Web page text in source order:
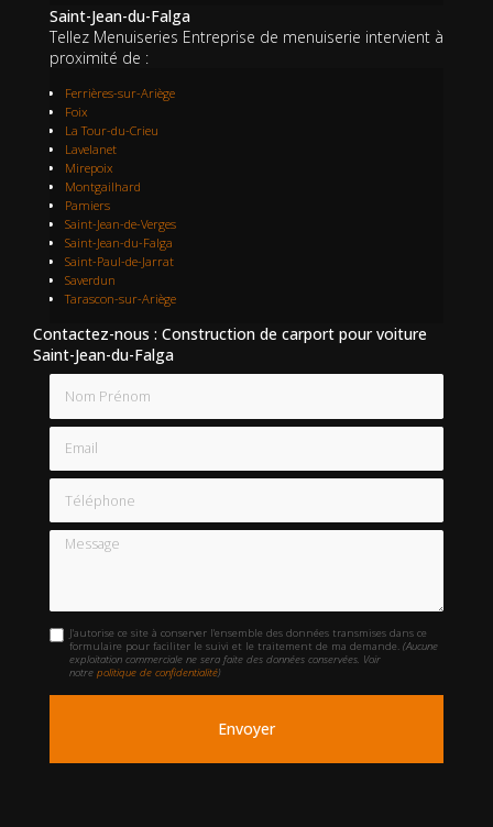
Saint-Jean-du-Falga
Tellez Menuiseries Entreprise de menuiserie intervient à
proximité de :
Ferrières-sur-Ariège
Foix
La Tour-du-Crieu
Lavelanet
Mirepoix
Montgailhard
Pamiers
Saint-Jean-de-Verges
Saint-Jean-du-Falga
Saint-Paul-de-Jarrat
Saverdun
Tarascon-sur-Ariège
Contactez-nous : Construction de carport pour voiture
Saint-Jean-du-Falga
Email
Téléphone
Message
J'autorise ce site à conserver l'ensemble des données transmises dans ce
formulaire pour faciliter le suivi et le traitement de ma demande.(Aucune
exploitation commerciale ne sera faite des données conservées. Voir
notrepolitique de confidentialité)